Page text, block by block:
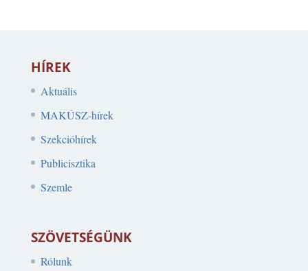
HÍREK
Aktuális
MAKÚSZ-hírek
Szekcióhírek
Publicisztika
Szemle
SZÖVETSÉGÜNK
Rólunk